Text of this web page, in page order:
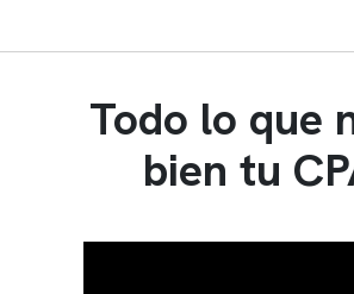
Todo lo que
bien tu